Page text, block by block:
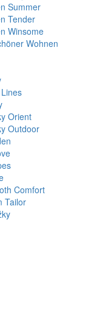
Summer
Tender
Winsome
Wohnen
Orient
Outdoor
Comfort
Tailor